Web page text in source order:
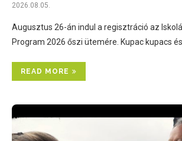
2026.08.05.
Augusztus 26-án indul a regisztráció az
Program 2026 őszi ütemére. Kupac kupacs
READ MORE